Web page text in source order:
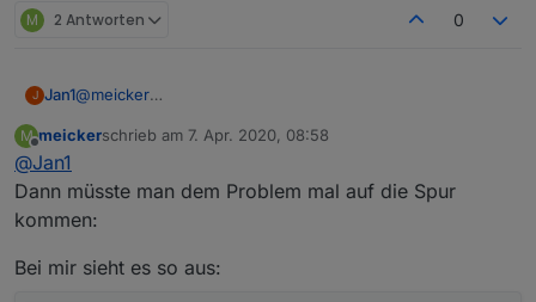
M 2 Antworten 0
J Jan1@meicker
beantwortet. Ich habe auch beide Links für das latest
darüber. Welcher nun der offizielle ist und warum die sich
vom Inhalt unterscheiden würde mich deshalb auch
interessieren.
Wobei bei Dir was nicht stimmt denn bei mir sieht das so
Und das mit beiden Links für das latest REPO.
M
Offline
meickerschrieb am 7. Apr. 2020, 08:58
zuletzt editiert von
@Jan1
Dann müsste man dem Problem mal auf die Spur
kommen:
Bei mir sieht es so aus: